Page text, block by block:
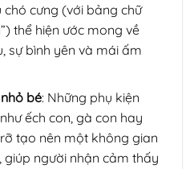
chó cưng (với bảng chữ
thể hiện ước mong về
sự bình yên và mái ấm
bé: Những phụ kiện
ếch con, gà con hay
tạo nên một không gian
giúp người nhận cảm thấy